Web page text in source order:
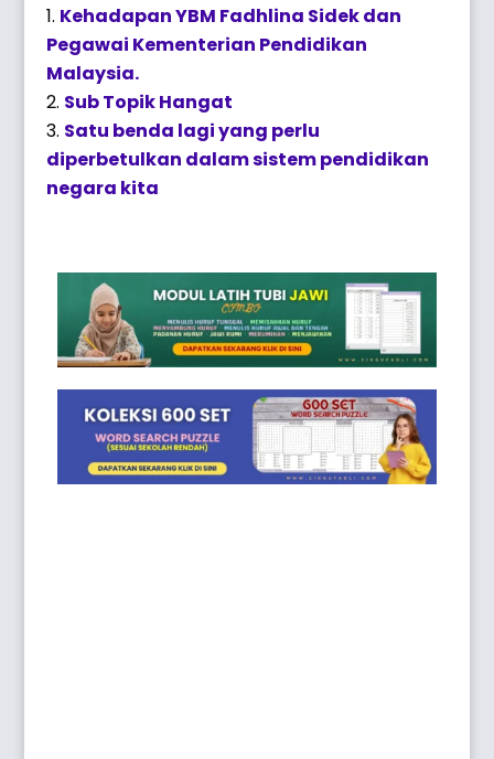
Kehadapan YBM Fadhlina Sidek dan
Pegawai Kementerian Pendidikan
Malaysia.
Sub Topik Hangat
Satu benda lagi yang perlu
diperbetulkan dalam sistem pendidikan
negara kita